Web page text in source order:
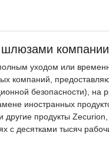
уходом или
компаний,
безопасности), на
иностранных
другие продукты
с десятками тысяч